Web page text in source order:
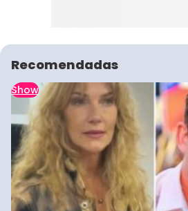
Recomendadas
Show